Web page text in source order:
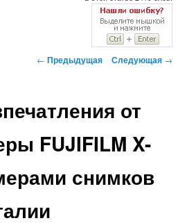
Навигация
← Предыдущая Следующая →
от
FUJIFILM X-
снимков